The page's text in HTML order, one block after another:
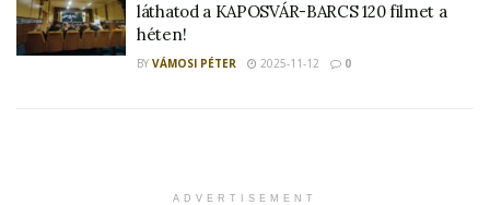
láthatod a KAPOSVÁR-BARCS 120 filmet a
héten!
BY VÁMOSI PÉTER 2025-11-12 0
ADVERTISEMENT